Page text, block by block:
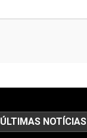
ÚLTIMAS NOTÍCIAS